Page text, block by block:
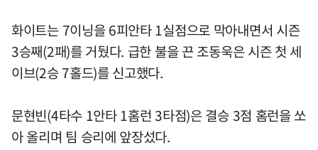
화이트는 7이닝을 6피안타 1실점으로 막아내면서 시즌
3승째(2패)를 거뒀다. 급한 불을 끈 조동욱은 시즌 첫 세
이브(2승 7홀드)를 신고했다.
문현빈(4타수 1안타 1홈런 3타점)은 결승 3점 홈런을 쏘
아 올리며 팀 승리에 앞장섰다.